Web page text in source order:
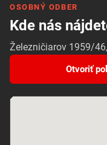
OSOBNÝ ODBER
Kde nás
Železničiarov 1959/
Otvoriť